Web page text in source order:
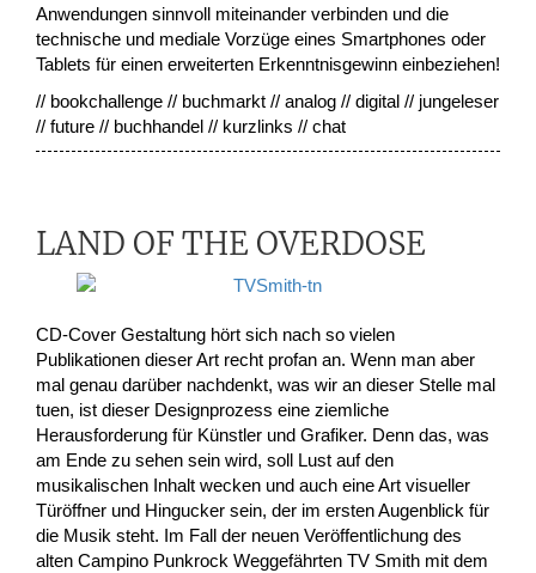
Anwendungen sinnvoll miteinander verbinden und die
technische und mediale Vorzüge eines Smartphones oder
Tablets für einen erweiterten Erkenntnisgewinn einbeziehen!
// bookchallenge // buchmarkt // analog // digital // jungeleser
// future // buchhandel // kurzlinks // chat
LAND OF THE OVERDOSE
CD-Cover Gestaltung hört sich nach so vielen
Publikationen dieser Art recht profan an. Wenn man aber
mal genau darüber nachdenkt, was wir an dieser Stelle mal
tuen, ist dieser Designprozess eine ziemliche
Herausforderung für Künstler und Grafiker. Denn das, was
am Ende zu sehen sein wird, soll Lust auf den
musikalischen Inhalt wecken und auch eine Art visueller
Türöffner und Hingucker sein, der im ersten Augenblick für
die Musik steht. Im Fall der neuen Veröffentlichung des
alten Campino Punkrock Weggefährten TV Smith mit dem